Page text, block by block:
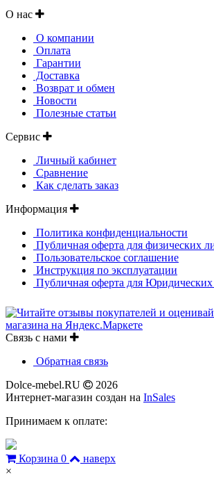
О нас
О компании
Оплата
Гарантии
Доставка
Возврат и обмен
Новости
Полезные статьи
Сервис
Личный кабинет
Сравнение
Как сделать заказ
Информация
Политика конфиденциальности
Публичная оферта для физических
Пользовательское соглашение
Инструкция по эксплуатации
Публичная оферта для
Связь с нами
Обратная связь
Dolce-mebel.RU
2026
Интернет-магазин создан на InSales
Принимаем к оплате:
Корзина 0
наверх
×